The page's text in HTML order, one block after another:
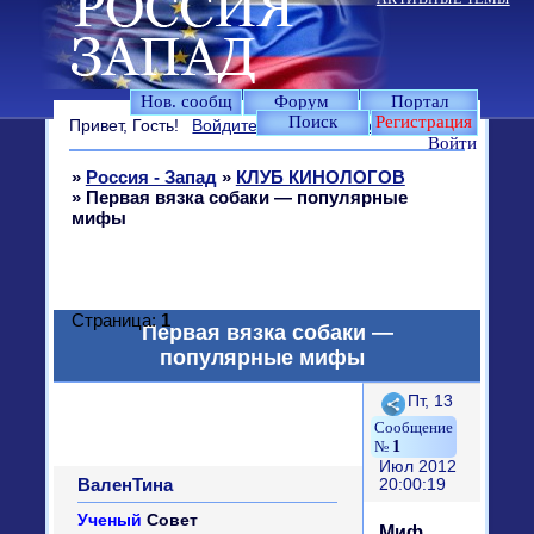
Нов. сообщ Форум
Портал
Поиск
Регистрация
Войти
Привет, Гость! Войдите илизарегистрируйтесь.
» Россия - Запад » КЛУБ КИНОЛОГОВ
» Первая вязка собаки — популярные
мифы
Первая вязка собаки —
популярные мифы
Страница: 1
Поделиться
1
Пт, 13
Июл 2012
20:00:19
ВаленТина
Ученый Совет